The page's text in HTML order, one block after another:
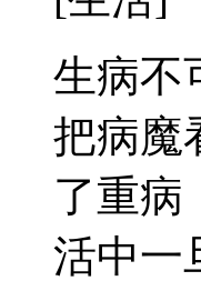
生病不
把病魔
了重病
活中一